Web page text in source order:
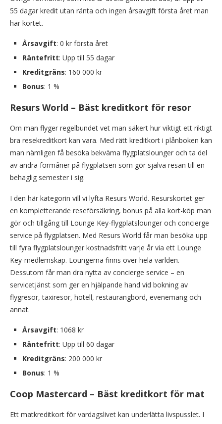
55 dagar kredit utan ränta och ingen årsavgift första året man
har kortet.
Årsavgift: 0 kr första året
Räntefritt: Upp till 55 dagar
Kreditgräns: 160 000 kr
Bonus: 1 %
Resurs World – Bäst kreditkort för resor
Om man flyger regelbundet vet man säkert hur viktigt ett riktigt
bra resekreditkort kan vara. Med rätt kreditkort i plånboken kan
man nämligen få besöka bekväma flygplatslounger och ta del
av andra förmåner på flygplatsen som gör själva resan till en
behaglig semester i sig.
I den här kategorin vill vi lyfta Resurs World. Resurskortet ger
en kompletterande reseförsäkring, bonus på alla kort-köp man
gör och tillgång till Lounge Key-flygplatslounger och concierge
service på flygplatsen. Med Resurs World får man besöka upp
till fyra flygplatslounger kostnadsfritt varje år via ett Lounge
Key-medlemskap. Loungerna finns över hela världen.
Dessutom får man dra nytta av concierge service – en
servicetjänst som ger en hjälpande hand vid bokning av
flygresor, taxiresor, hotell, restaurangbord, evenemang och
annat.
Årsavgift: 1068 kr
Räntefritt: Upp till 60 dagar
Kreditgräns: 200 000 kr
Bonus: 1 %
Coop Mastercard – Bäst kreditkort för mat
Ett matkreditkort för vardagslivet kan underlätta livspusslet. I